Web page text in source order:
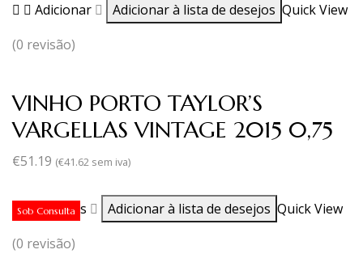
Adicionar Adicionar à lista de desejos Quick View
(0 revisão)
VINHO PORTO TAYLOR’S
VARGELLAS VINTAGE 2015 0,75
€51.19 (€41.62 sem iva)
Sob Consulta
Ler mais Adicionar à lista de desejos Quick View
(0 revisão)